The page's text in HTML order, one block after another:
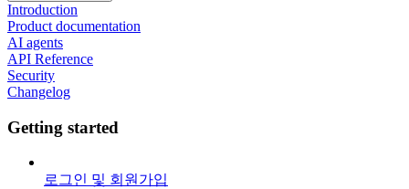
Introduction
Product documentation
AI agents
API Reference
Security
Changelog
Getting started
로그인 및 회원가입